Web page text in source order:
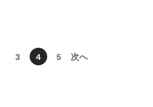
3 4 5 次へ